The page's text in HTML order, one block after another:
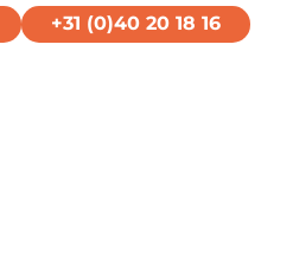
+31 (0)40 20 18 16